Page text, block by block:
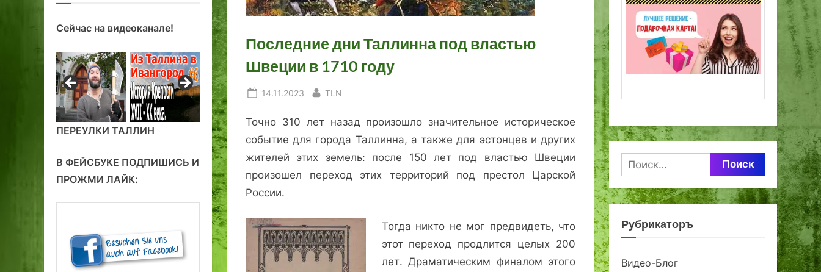
Последние дни Таллинна под властью
Швеции в 1710 году
Posted
14.11.2023 By
TLN
Точно 310 лет назад произошло значительное историческое
событие для города Таллинна, а также для эстонцев и других
жителей этих земель: после 150 лет под властью Швеции
произошел переход этих территорий под престол Царской
России.
Тогда никто не мог предвидеть, что
этот переход продлится целых 200
лет. Драматическим финалом этого
Сейчас на видеоканале!
ПЕРЕУЛКИ ТАЛЛИН
В ФЕЙСБУКЕ ПОДПИШИСЬ И
ПРОЖМИ ЛАЙК:
Найти:
Рубрикаторъ
Видео-Блог